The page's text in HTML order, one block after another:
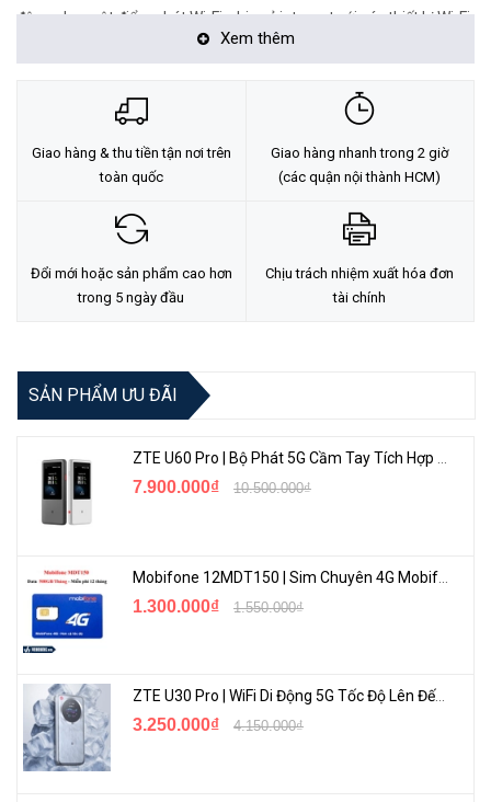
động như một điểm phát Wi-Fi, chia sẻ internet với các thiết bị Wi-Fi
khác. Băng tần 2.4 GHz để duyệt, gửi email và mạng xã hội hoặc
Tp-Link T2E sở hữu Công nghệ MU-MIMO cung cấp các luồng dữ
với router MU-MIMO tương thích.
Tăng Cường Vùng Phủ Với Ăng-ten Độ Lợi Cao
Xem thêm
Giao hàng & thu tiền tận nơi trên
toàn quốc
Giao hàng nhanh trong 2 giờ
(các quận nội thành HCM)
Đổi mới hoặc sản phẩm cao hơn
trong 5 ngày đầu
Chịu trách nhiệm xuất hóa đơn
tài chính
SẢN PHẨM ƯU ĐÃI
ZTE U60 Pro | Bộ Phát 5G Cầm Tay Tích Hợp Công Nghệ WiFi 7, Pin 10000mAh
7.900.000₫ 10.500.000₫
1.300.000₫ 1.550.000₫
ZTE U30 Pro | WiFi Di Động 5G Tốc Độ Lên Đến 500Mbps, Màn Hình Cảm Ứng
3.250.000₫ 4.150.000₫